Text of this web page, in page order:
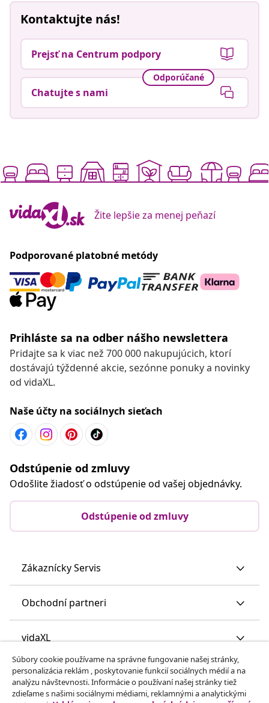
Kontaktujte nás!
Prejsť na Centrum podpory
Odporúčané
Chatujte s nami
Žite lepšie za menej peňazí
Podporované platobné metódy
Prihláste sa na odber nášho newslettera
Pridajte sa k viac než 700 000 nakupujúcich, ktorí
dostávajú týždenné akcie, sezónne ponuky a novinky
od vidaXL.
Naše účty na sociálnych sieťach
Odstúpenie od zmluvy
Odošlite žiadosť o odstúpenie od vašej objednávky.
Odstúpenie od zmluvy
Zákaznícky Servis
Obchodní partneri
vidaXL
Nájdite viac
Súbory cookie používame na správne fungovanie našej stránky,
personalizácia reklám , poskytovanie funkcií sociálnych médií a na
analýzu návštevnosti. Informácie o používaní našej stránky tiež
zdieľame s našimi sociálnymi médiami, reklamnými a analytickými